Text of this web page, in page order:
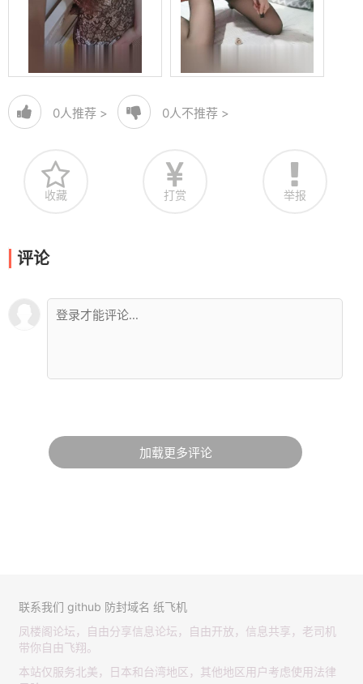
0人推荐 > 0人不推荐 >
收藏 打赏 举报
评论
加载更多评论
联系我们 github 防封域名 纸飞机
凤楼阁论坛，自由分享信息论坛，自由开放，信息共享，老司机
带你自由飞翔。
本站仅服务北美，日本和台湾地区，其他地区用户考虑使用法律